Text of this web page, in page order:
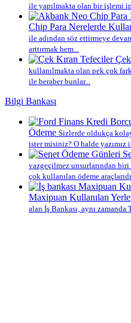
ile yapılmakta olan bir işlemi
Chip Para Nerelerde
ile adından söz ettirmeye
arttırmak hem...
kullanılmakta olan pek çok
ile beraber bunlar...
Bilgi Bankası
Ödeme Sizlerde oldukça
ister misiniz? O halde yazımız
vazgeçilmez unsurlarından
çok kullanılan ödeme
Maxipuan Kullanılan
alan İş Bankası, aynı